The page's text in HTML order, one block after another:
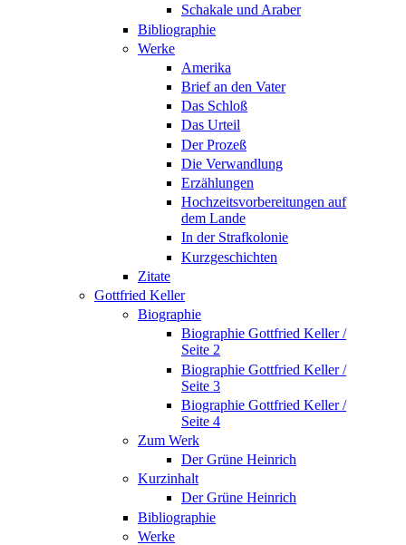
Schakale und Araber
Bibliographie
Werke
Amerika
Brief an den Vater
Das Schloß
Das Urteil
Der Prozeß
Die Verwandlung
Erzählungen
Hochzeitsvorbereitungen auf
dem Lande
In der Strafkolonie
Kurzgeschichten
Zitate
Gottfried Keller
Biographie
Biographie Gottfried Keller /
Seite 2
Biographie Gottfried Keller /
Seite 3
Biographie Gottfried Keller /
Seite 4
Zum Werk
Der Grüne Heinrich
Kurzinhalt
Der Grüne Heinrich
Bibliographie
Werke